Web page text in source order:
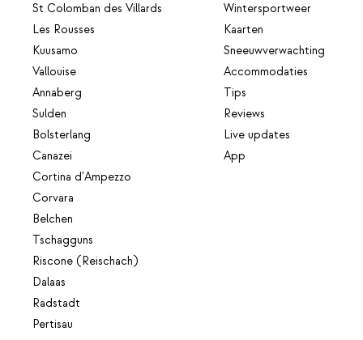
St Colomban des Villards
Les Rousses
Kuusamo
Vallouise
Annaberg
Sulden
Bolsterlang
Canazei
Cortina d'Ampezzo
Corvara
Belchen
Tschagguns
Riscone (Reischach)
Dalaas
Radstadt
Pertisau
Wintersportweer
Kaarten
Sneeuwverwachting
Accommodaties
Tips
Reviews
Live updates
App